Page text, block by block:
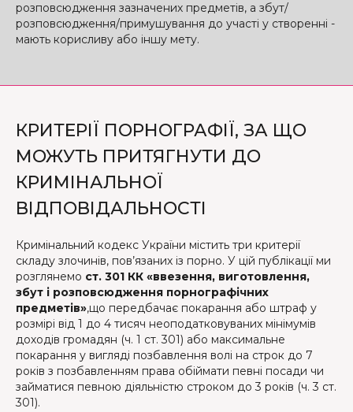
розповсюдження зазначених предметів, а збут/
розповсюдження/примушування до участі у створенні -
мають корисливу або іншу мету.
КРИТЕРІЇ ПОРНОГРАФІЇ, ЗА ЩО
МОЖУТЬ ПРИТЯГНУТИ ДО
КРИМІНАЛЬНОЇ
ВІДПОВІДАЛЬНОСТІ
Кримінальний кодекс України містить три критерії
складу злочинів, пов’язаних із порно. У цій публікації ми
розглянемо ст. 301 КК «ввезення, виготовлення,
збут і розповсюдження порнографічних
предметів»,що передбачає покарання або штраф у
розмірі від 1 до 4 тисяч неоподатковуваних мінімумів
доходів громадян (ч. 1 ст. 301) або максимальне
покарання у вигляді позбавлення волі на строк до 7
років з позбавленням права обіймати певні посади чи
займатися певною діяльністю строком до 3 років (ч. 3 ст.
301).